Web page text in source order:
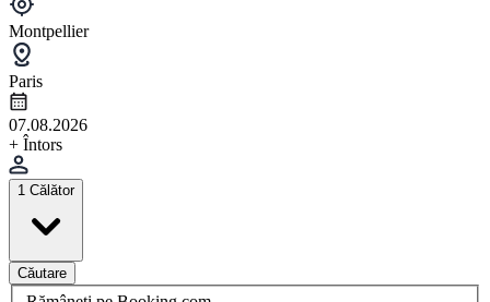
Montpellier
Paris
07.08.2026
+ Întors
1 Călător
Căutare